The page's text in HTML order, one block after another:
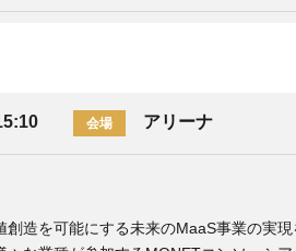
会場 アリーナ
造を可能にする未来のMaaS事業の実